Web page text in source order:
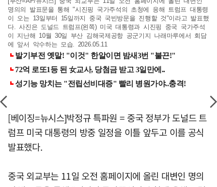
명의의 발표문을 통해 "시진핑 국가주석의 초청에 응해 트럼프 대통령
이 오는 13일부터 15일까지 중국 국빈방문을 진행할 것"이라고 발표했
다. 사진은 도널드 트럼프(왼쪽) 미국 대통령과 시진핑 중국 국가주석
이 지난해 10월 30일 부산 김해국제공항 공군기지 나래마루에서 회담
에 앞서 악수하는 모습. 2026.05.11
[베이징=뉴시스]박정규 특파원 = 중국 정부가 도널드 트
럼프 미국 대통령의 방중 일정을 이틀 앞두고 이를 공식
발표했다.
중국 외교부는 11일 오전 홈페이지에 올린 대변인 명의